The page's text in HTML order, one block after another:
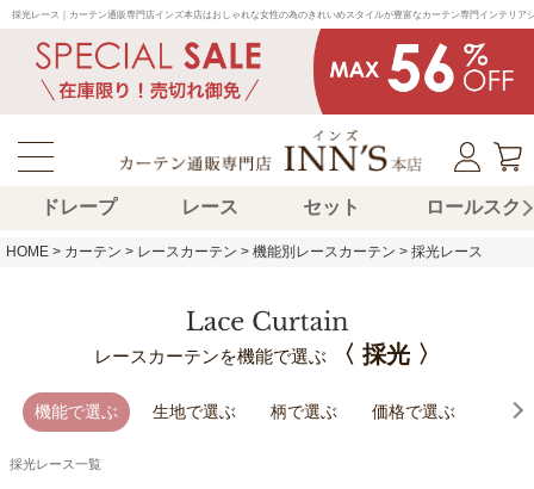
採光レース｜カーテン通販専門店インズ本店はおしゃれな女性の為のきれいめスタイルが豊富なカーテン専門インテリア
ドレープ レース セット ロールスク
HOME カーテン レースカーテン 機能別レースカーテン 採光レース
レースカーテンを機能で選ぶ 〈 採光 〉
機能で選ぶ 生地で選ぶ 柄で選ぶ 価格で選ぶ
採光レース一覧